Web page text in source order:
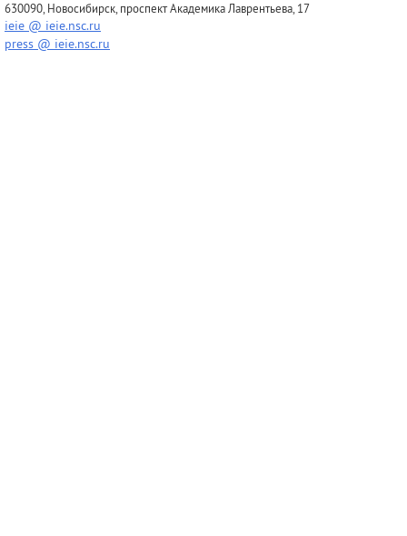
630090, Новосибирск, проспект Академика Лаврентьева, 17
ieie @ ieie.nsc.ru
press @ ieie.nsc.ru